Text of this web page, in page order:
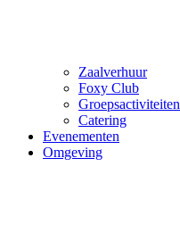
Zaalverhuur
Foxy Club
Groepsactiviteiten
Catering
Evenementen
Omgeving